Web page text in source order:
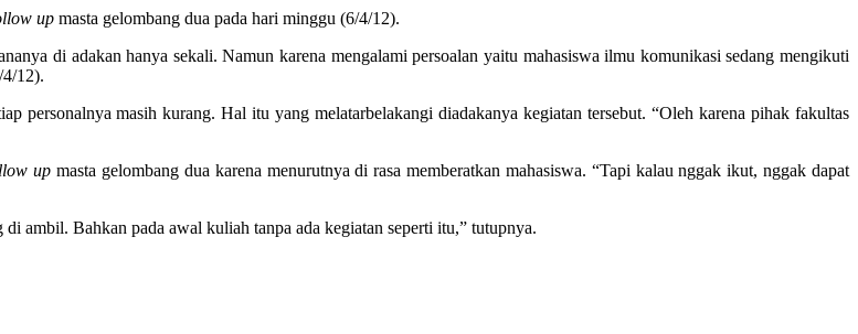
up masta gelombang dua pada hari minggu (6/4/12).
di adakan hanya sekali. Namun karena mengalami persoalan yaitu mahasiswa ilmu komunikasi sedang mengikuti
4/12).
personalnya masih kurang. Hal itu yang melatarbelakangi diadakanya kegiatan tersebut. “Oleh karena pihak fakultas
up masta gelombang dua karena menurutnya di rasa memberatkan mahasiswa. “Tapi kalau nggak ikut, nggak dapat
ambil. Bahkan pada awal kuliah tanpa ada kegiatan seperti itu,” tutupnya.